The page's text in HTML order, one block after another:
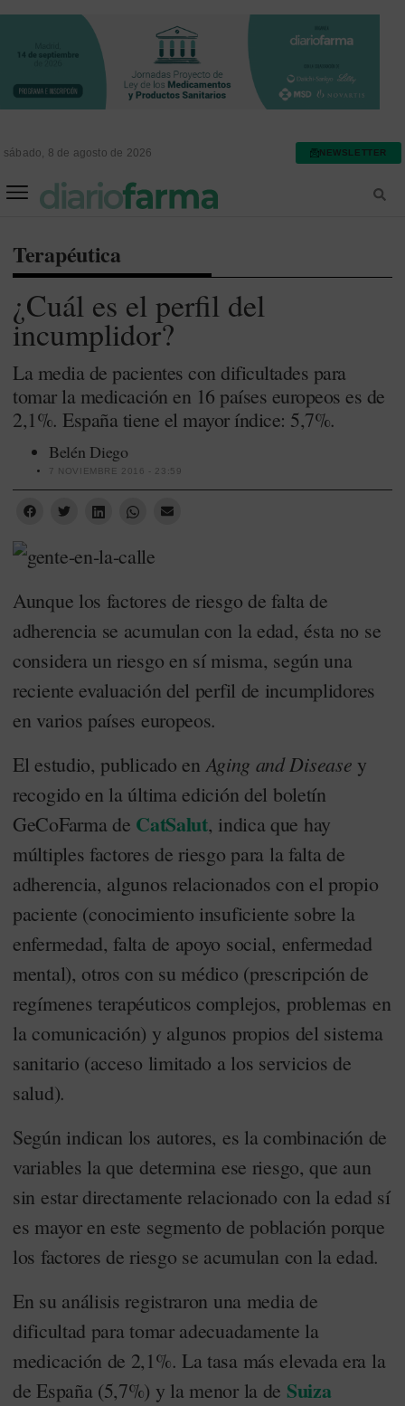
sábado, 8 de agosto de 2026 NEWSLETTER
Terapéutica
¿Cuál es el perfil del
incumplidor?
La media de pacientes con dificultades para
tomar la medicación en 16 países europeos es de
2,1%. España tiene el mayor índice: 5,7%.
Belén Diego
7 NOVIEMBRE 2016 - 23:59
Aunque los factores de riesgo de falta de
adherencia se acumulan con la edad, ésta no se
considera un riesgo en sí misma, según una
reciente evaluación del perfil de incumplidores
en varios países europeos.
El estudio, publicado enAging and Disease y
recogido en la última edición del boletín
GeCoFarma de CatSalut, indica que hay
múltiples factores de riesgo para la falta de
adherencia, algunos relacionados con el propio
paciente (conocimiento insuficiente sobre la
enfermedad, falta de apoyo social, enfermedad
mental), otros con su médico (prescripción de
regímenes terapéuticos complejos, problemas en
la comunicación) y algunos propios del sistema
sanitario (acceso limitado a los servicios de
salud).
Según indican los autores, es la combinación de
variables la que determina ese riesgo, que aun
sin estar directamente relacionado con la edad sí
es mayor en este segmento de población porque
los factores de riesgo se acumulan con la edad.
En su análisis registraron una media de
dificultad para tomar adecuadamente la
medicación de 2,1%. La tasa más elevada era la
de España (5,7%) y la menor la de Suiza